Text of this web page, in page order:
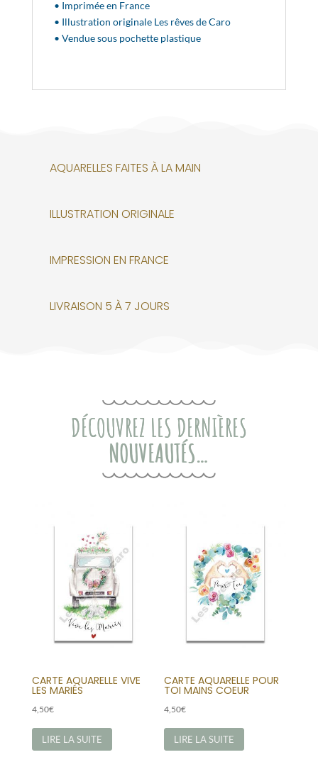
• Imprimée en France
• Illustration originale Les rêves de Caro
• Vendue sous pochette plastique
AQUARELLES FAITES À LA MAIN
ILLUSTRATION ORIGINALE
IMPRESSION EN FRANCE
LIVRAISON 5 À 7 JOURS
DÉCOUVREZ LES DERNIÈRES
NOUVEAUTÉS…
CARTE AQUARELLE VIVE
LES MARIÉS
4,50€
LIRE LA SUITE
CARTE AQUARELLE POUR
TOI MAINS COEUR
4,50€
LIRE LA SUITE